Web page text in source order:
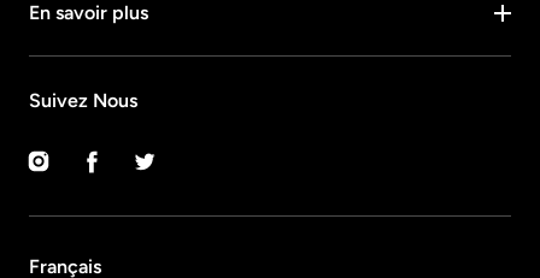
En savoir plus
Suivez Nous
InstagramFacebookTwitter
Français